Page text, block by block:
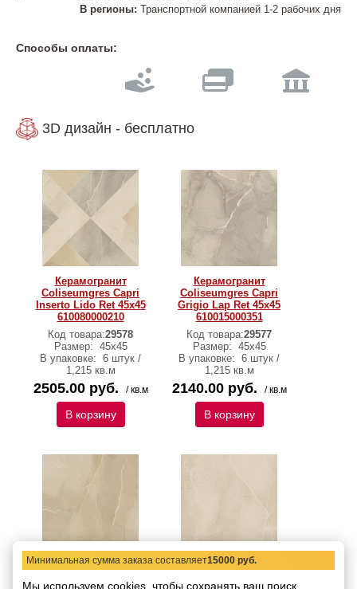
В регионы: Транспортной компанией 1-2 рабочих дня
Способы оплаты:
3D дизайн - бесплатно
Керамогранит
Coliseumgres Capri
Inserto Lido Ret 45x45
610080000210
Код товара:29578
Размер: 45x45
В упаковке: 6 штук /
1,215 кв.м
2505.00 руб. / кв.м
В корзину
Керамогранит
Coliseumgres Capri
Grigio Lap Ret 45x45
610015000351
Код товара:29577
Размер: 45x45
В упаковке: 6 штук /
1,215 кв.м
2140.00 руб. / кв.м
В корзину
Керамогранит
Керамогранит
Минимальная сумма заказа составляет15000 руб.
Мы используем cookies, чтобы сохранять ваш поиск,